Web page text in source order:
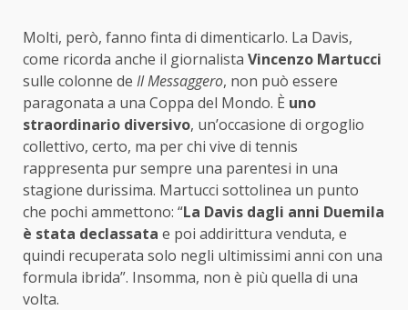
Molti, però, fanno finta di dimenticarlo. La Davis,
come ricorda anche il giornalista Vincenzo Martucci
sulle colonne de Il Messaggero, non può essere
paragonata a una Coppa del Mondo. È uno
straordinario diversivo, un’occasione di orgoglio
collettivo, certo, ma per chi vive di tennis
rappresenta pur sempre una parentesi in una
stagione durissima. Martucci sottolinea un punto
che pochi ammettono: “La Davis dagli anni Duemila
è stata declassata e poi addirittura venduta, e
quindi recuperata solo negli ultimissimi anni con una
formula ibrida”. Insomma, non è più quella di una
volta.